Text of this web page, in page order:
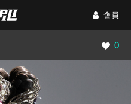
會員
瀏覽
0